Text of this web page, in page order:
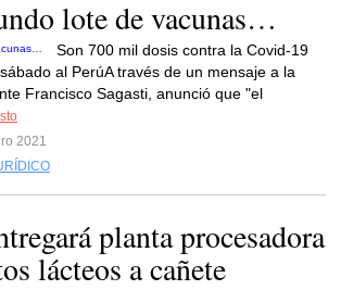
lote de vacunas…
Son 700 mil dosis contra la Covid-19
al PerúA través de un mensaje a la
Francisco Sagasti, anunció que "el
2021
planta procesadora
lácteos a cañete